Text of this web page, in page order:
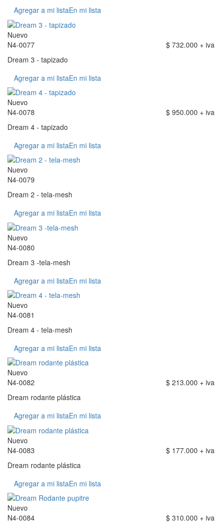
Agregar a mi listaEn mi lista
Nuevo
N4-0077
$ 732.000 + iva
Dream 3 - tapizado
Agregar a mi listaEn mi lista
Nuevo
N4-0078
$ 950.000 + iva
Dream 4 - tapizado
Agregar a mi listaEn mi lista
Nuevo
N4-0079
Dream 2 - tela-mesh
Agregar a mi listaEn mi lista
Nuevo
N4-0080
Dream 3 -tela-mesh
Agregar a mi listaEn mi lista
Nuevo
N4-0081
Dream 4 - tela-mesh
Agregar a mi listaEn mi lista
Nuevo
N4-0082
$ 213.000 + iva
Dream rodante plástica
Agregar a mi listaEn mi lista
Nuevo
N4-0083
$ 177.000 + iva
Dream rodante plástica
Agregar a mi listaEn mi lista
Nuevo
N4-0084
$ 310.000 + iva